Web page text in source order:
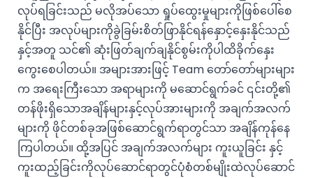
လုပ်ရခြင်းသည် မလိုအပ်သော ရှုပ်ထွေးမှုများကိုဖြစ်ပေါ်စေ
နိုင်ပြီး အလုပ်များကိုခွဲခြမ်းစိတ်ဖြာနိုင်ရန်နှောင့်နှေးနိုင်သည်
နှင့်အတူ သင်၏ ဆုံးဖြတ်ချက်ချနိုင်စွမ်းကိုပါထိခိုက်နှေး
ကွေးစေပါတယ်။ အများအားဖြင့် Team တော်တော်များများ
က အရေးကြီးသော အရာများကို မဆောင်ရွက်ခင် ၎င်းတို့၏
တန်ဖိုးရှိသောအချိန်များနှင့်လုပ်အားများကို အချက်အလက်
များကို ဖိုင်တစ်ခုအဖြစ်ဆောင်ရွက်ရာတွင်သာ အချိန်ကုန်နေ
ကြပါတယ်။ ထို့အပြင် အချက်အလက်များ ကူးယူခြင်း နှင့်
ကူးထည့်ခြင်းကိုလုပ်ဆောင်ရာတွင်ပုံစံတစ်မျိုးထဲလုပ်ဆောင်